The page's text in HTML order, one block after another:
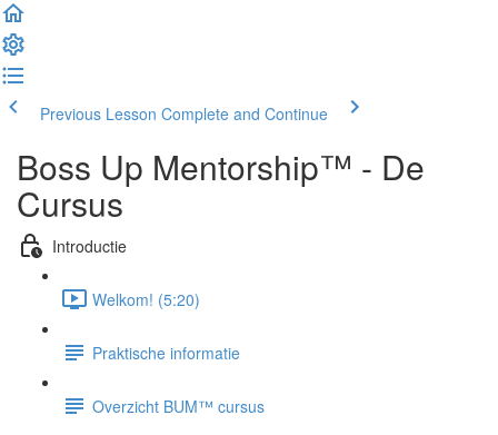
Previous Lesson Complete and Continue
Boss Up Mentorship™ - De
Cursus
Introductie
Welkom! (5:20)
Praktische informatie
Overzicht BUM™ cursus